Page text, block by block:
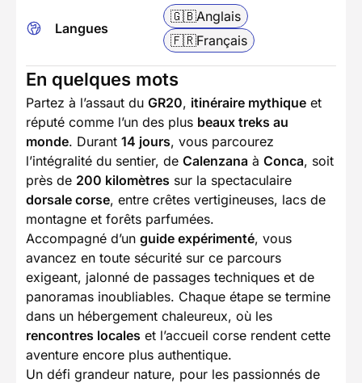
Langues
🇬🇧Anglais
🇫🇷Français
En quelques mots
Partez à l’assaut du GR20, itinéraire mythique et
réputé comme l’un des plus beaux treks au
monde. Durant 14 jours, vous parcourez
l’intégralité du sentier, de Calenzana à Conca, soit
près de 200 kilomètres sur la spectaculaire
dorsale corse, entre crêtes vertigineuses, lacs de
montagne et forêts parfumées.
Accompagné d’un guide expérimenté, vous
avancez en toute sécurité sur ce parcours
exigeant, jalonné de passages techniques et de
panoramas inoubliables. Chaque étape se termine
dans un hébergement chaleureux, où les
rencontres locales et l’accueil corse rendent cette
aventure encore plus authentique.
Un défi grandeur nature, pour les passionnés de